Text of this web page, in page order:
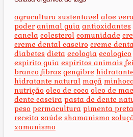
agrucultura sustentavel aloe
poder animal guia antioxidantes
canela colesterol comunidade
creme dental caseiro creme
diabetes dieta ecologia ecologico
espirito guia espíritos animais
branco fibras gengibre
hidratante natural maçã
nutrição oleo de coco oleo de
dente caseira pasta de dente
peso permacultura pimenta preta
receita saúde shamanismo
xamanismo